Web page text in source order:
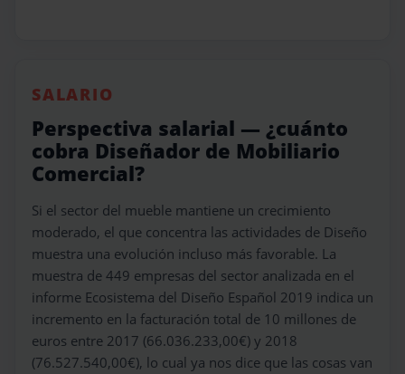
SALARIO
Perspectiva salarial — ¿cuánto
cobra Diseñador de Mobiliario
Comercial?
Si el sector del mueble mantiene un crecimiento
moderado, el que concentra las actividades de Diseño
muestra una evolución incluso más favorable. La
muestra de 449 empresas del sector analizada en el
informe Ecosistema del Diseño Español 2019 indica un
incremento en la facturación total de 10 millones de
euros entre 2017 (66.036.233,00€) y 2018
(76.527.540,00€), lo cual ya nos dice que las cosas van